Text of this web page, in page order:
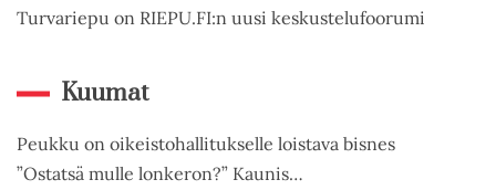
Turvariepu on RIEPU.FI:n uusi keskustelufoorumi
Kuumat
Peukku on oikeistohallitukselle loistava bisnes
”Ostatsä mulle lonkeron?” Kaunis…